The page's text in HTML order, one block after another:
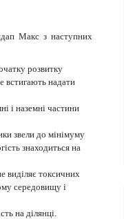
Макс з наступних
розвитку
встигають надати
і наземні частини
звели до мінімуму
знаходиться на
виділяє токсичних
середовищу і
на ділянці.